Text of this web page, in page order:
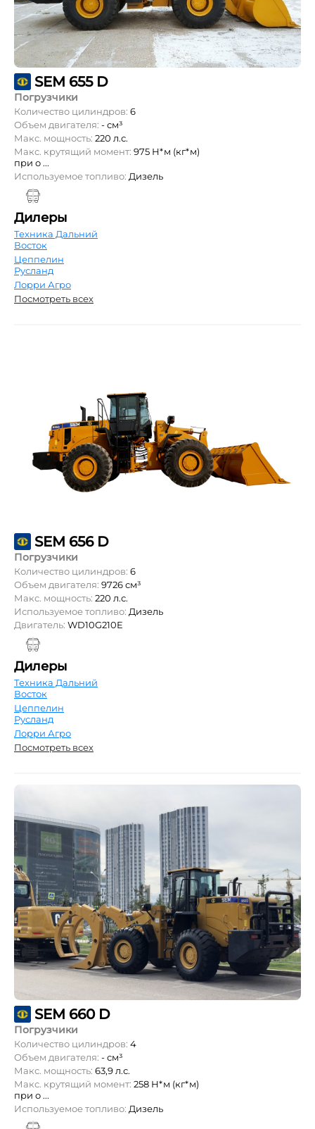
SEM 655 D
Погрузчики
Количество цилиндров: 6
Объем двигателя: - см³
Макс. мощность: 220 л.с.
Макс. крутящий момент: 975 Н*м (кг*м)
при о ...
Используемое топливо: Дизель
Дилеры
Техника Дальний
Восток
Цеппелин
Русланд
Лорри Агро
Посмотреть всех
SEM 656 D
Погрузчики
Количество цилиндров: 6
Объем двигателя: 9726 см³
Макс. мощность: 220 л.с.
Используемое топливо: Дизель
Двигатель: WD10G210E
Дилеры
Техника Дальний
Восток
Цеппелин
Русланд
Лорри Агро
Посмотреть всех
SEM 660 D
Погрузчики
Количество цилиндров: 4
Объем двигателя: - см³
Макс. мощность: 63,9 л.с.
Макс. крутящий момент: 258 Н*м (кг*м)
при о ...
Используемое топливо: Дизель